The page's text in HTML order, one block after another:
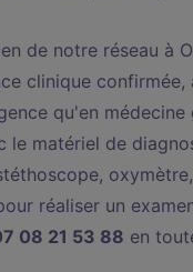
de notre réseau à
clinique confirmée,
qu'en médecine
le matériel de
réaliser un
08 21 53 88 en